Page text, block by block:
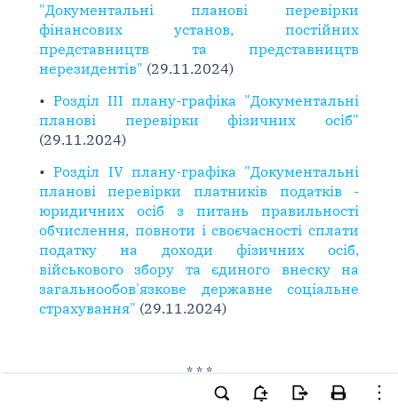
"Документальні планові перевірки
фінансових установ, постійних
представництв та представництв
нерезидентів" (29.11.2024)
• Розділ III плану-графіка "Документальні
планові перевірки фізичних осіб"
(29.11.2024)
•Розділ IV плану-графіка "Документальні
планові перевірки платників податків -
юридичних осіб з питань правильності
обчислення, повноти і своєчасності сплати
податку на доходи фізичних осіб,
військового збору та єдиного внеску на
загальнообов'язкове державне соціальне
страхування" (29.11.2024)
* * *
Довідник